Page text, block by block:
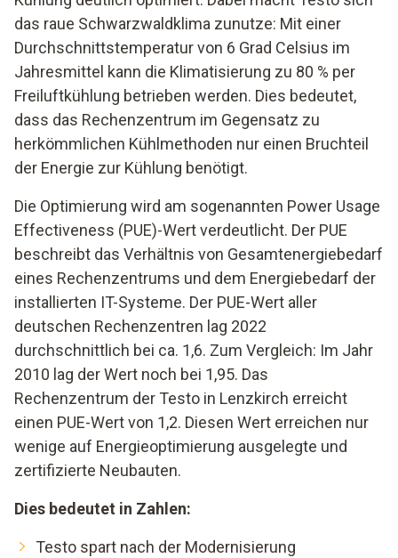
das raue Schwarzwaldklima zunutze: Mit einer
Durchschnittstemperatur von 6 Grad Celsius im
Jahresmittel kann die Klimatisierung zu 80 % per
Freiluftkühlung betrieben werden. Dies bedeutet,
dass das Rechenzentrum im Gegensatz zu
herkömmlichen Kühlmethoden nur einen Bruchteil
der Energie zur Kühlung benötigt.
Die Optimierung wird am sogenannten Power Usage
Effectiveness (PUE)-Wert verdeutlicht. Der PUE
beschreibt das Verhältnis von Gesamtenergiebedarf
eines Rechenzentrums und dem Energiebedarf der
installierten IT-Systeme. Der PUE-Wert aller
deutschen Rechenzentren lag 2022
durchschnittlich bei ca. 1,6. Zum Vergleich: Im Jahr
2010 lag der Wert noch bei 1,95. Das
Rechenzentrum der Testo in Lenzkirch erreicht
einen PUE-Wert von 1,2. Diesen Wert erreichen nur
wenige auf Energieoptimierung ausgelegte und
zertifizierte Neubauten.
Dies bedeutet in Zahlen:
Testo spart nach der Modernisierung